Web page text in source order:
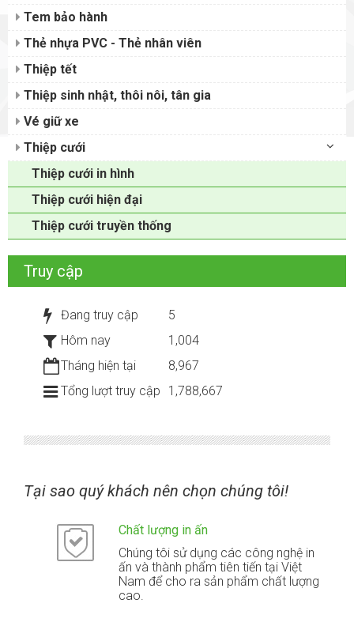
Tem bảo hành
Thẻ nhựa PVC - Thẻ nhân viên
Thiệp tết
Thiệp sinh nhật, thôi nôi, tân gia
Vé giữ xe
Thiệp cưới
Thiệp cưới in hình
Thiệp cưới hiện đại
Thiệp cưới truyền thống
Truy cập
Đang truy cập
5
Hôm nay
1,004
Tháng hiện tại
8,967
Tổng lượt truy cập
1,788,667
Tại sao quý khách nên chọn chúng tôi!
Chất lượng in ấn
Chúng tôi sử dụng các công nghệ in
ấn và thành phẩm tiên tiến tại Việt
Nam để cho ra sản phẩm chất lượng
cao.